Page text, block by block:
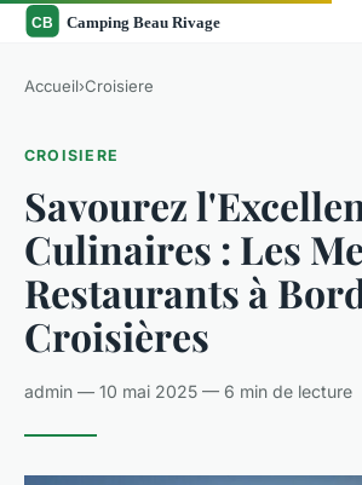
Accueil›Croisiere
CROISIERE
Savourez
Culinaires : Les
Restaurants à
Croisières
admin — 10 mai 2025 — 6 min de lecture